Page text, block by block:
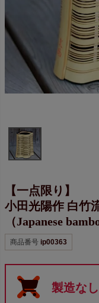
【一点限り】
小田光陽作 白竹
（Japanese
商品番号 ip00363
製造な